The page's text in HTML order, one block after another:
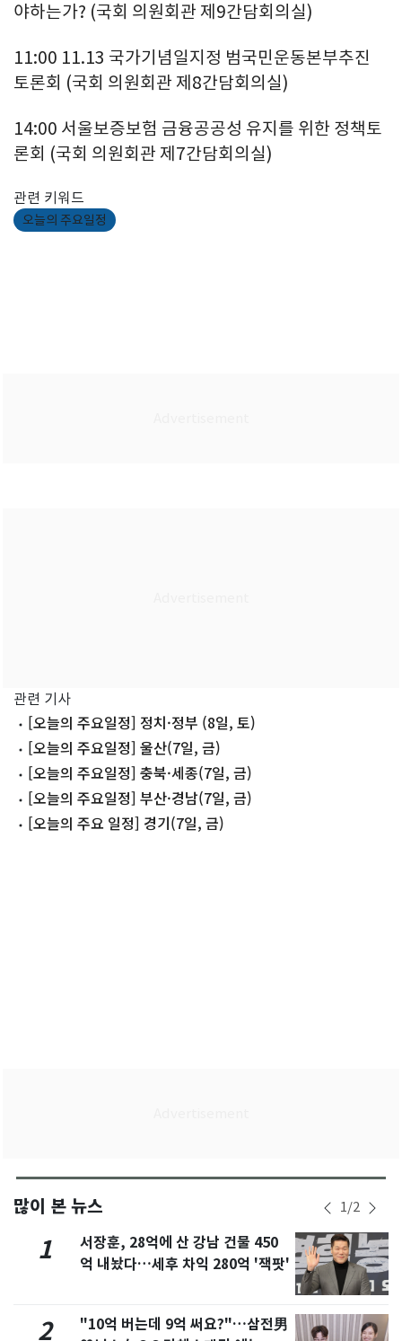
야하는가? (국회 의원회관 제9간담회의실)
11:00 11.13 국가기념일지정 범국민운동본부추진
토론회 (국회 의원회관 제8간담회의실)
14:00 서울보증보험 금융공공성 유지를 위한 정책토
론회 (국회 의원회관 제7간담회의실)
관련 키워드
오늘의 주요일정
관련 기사
[오늘의 주요일정] 정치·정부 (8일, 토)
[오늘의 주요일정] 울산(7일, 금)
[오늘의 주요일정] 충북·세종(7일, 금)
[오늘의 주요일정] 부산·경남(7일, 금)
[오늘의 주요 일정] 경기(7일, 금)
많이 본 뉴스 1/2
1
서장훈, 28억에 산 강남 건물 450
억 내놨다…세후 차익 280억 '잭팟'
2
"10억 버는데 9억 써요?"…삼전男